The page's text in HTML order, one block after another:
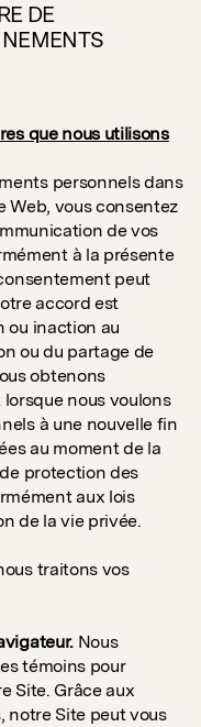
DE
que nous utilisons
personnels dans
Web, vous consentez
de vos
à la présente
peut
accord est
ou inaction au
ou du partage de
obtenons
nous voulons
à une nouvelle fin
au moment de la
protection des
aux lois
de la vie privée.
traitons vos
Nous
témoins pour
Site. Grâce aux
notre Site peut vous